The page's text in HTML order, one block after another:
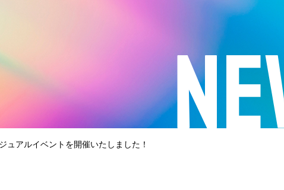
ュアルイベントを開催いたしました！